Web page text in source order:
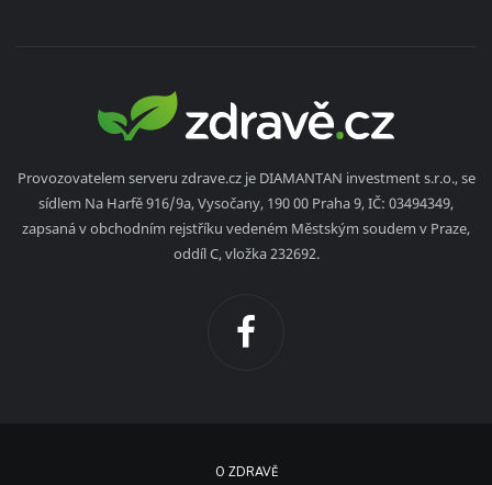
Provozovatelem serveru zdrave.cz je DIAMANTAN investment s.r.o., se
sídlem Na Harfě 916/9a, Vysočany, 190 00 Praha 9, IČ: 03494349,
zapsaná v obchodním rejstříku vedeném Městským soudem v Praze,
oddíl C, vložka 232692.
O ZDRAVĚ